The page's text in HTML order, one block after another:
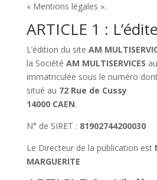
« Mentions légales ».
ARTICLE 1 :
L’édition du site AM
la Société AM MULTISERVICES
immatriculée sous le numéro
situé au 72 Rue de Cussy
14000 CAEN.
N° de SIRET : 81902744200030
Le Directeur de la publication est
MARGUERITE